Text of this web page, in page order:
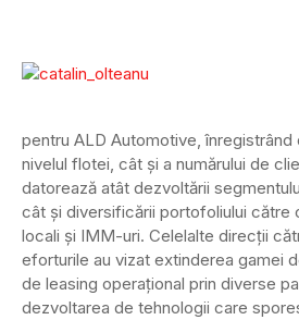
pentru ALD Automotive,
nivelul flotei, cât şi a numărului de
datorează atât dezvoltării
cât şi diversificării portofoliului către
locali şi IMM-uri. Celelalte direcţii
eforturile au vizat extinderea gamei
de leasing operaţional prin diverse
dezvoltarea de tehnologii care